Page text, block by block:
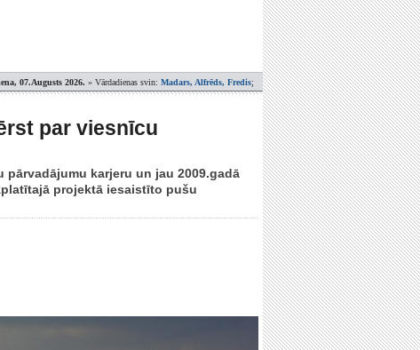
07.Augusts 2026. » Vārdadienas svin: Madars, Alfrēds, Fredis;
par viesnīcu
karjeru un jau 2009.gadā
projektā iesaistīto pušu